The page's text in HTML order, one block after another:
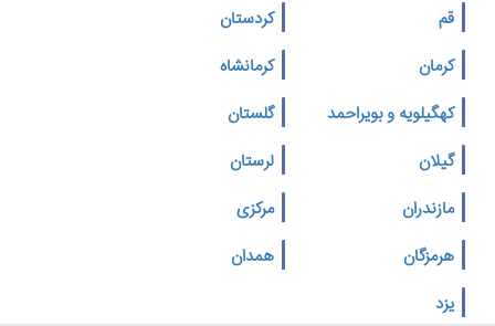
قم
کردستان
کرمان
کرمانشاه
کهگیلویه و بویراحمد
گلستان
گیلان
لرستان
مازندران
مرکزی
هرمزگان
همدان
یزد